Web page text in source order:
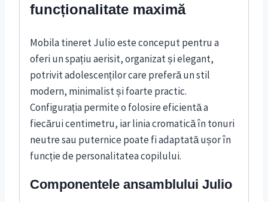
funcționalitate maximă
Mobila tineret Julio este conceput pentru a
oferi un spațiu aerisit, organizat și elegant,
potrivit adolescenților care preferă un stil
modern, minimalist și foarte practic.
Configurația permite o folosire eficientă a
fiecărui centimetru, iar linia cromatică în tonuri
neutre sau puternice poate fi adaptată ușor în
funcție de personalitatea copilului.
Componentele ansamblului Julio